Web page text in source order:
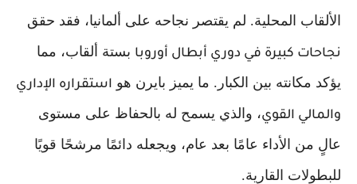
الألقاب المحلية. لم يقتصر نجاحه على ألمانيا، فقد حقق
نجاحات كبيرة في دوري أبطال أوروبا بستة ألقاب، مما
يؤكد مكانته بين الكبار. ما يميز بايرن هو استقراره الإداري
والمالي القوي، والذي يسمح له بالحفاظ على مستوى
عالٍ من الأداء عامًا بعد عام، ويجعله دائمًا مرشحًا قويًا
للبطولات القارية.